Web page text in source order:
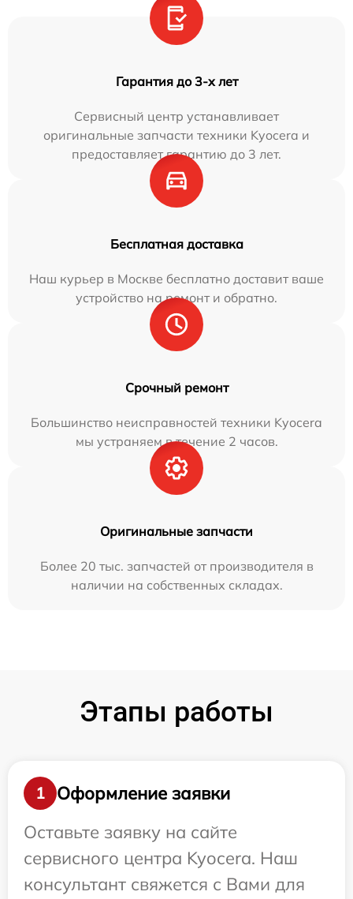
Гарантия до 3-х лет
Сервисный центр устанавливает
оригинальные запчасти техники Kyocera и
предоставляет гарантию до 3 лет.
Бесплатная доставка
Наш курьер в Москве бесплатно доставит ваше
устройство на ремонт и обратно.
Срочный ремонт
Большинство неисправностей техники Kyocera
мы устраняем в течение 2 часов.
Оригинальные запчасти
Более 20 тыс. запчастей от производителя в
наличии на собственных складах.
Этапы работы
1
Оформление заявки
Оставьте заявку на сайте
сервисного центра Kyocera. Наш
консультант свяжется с Вами для